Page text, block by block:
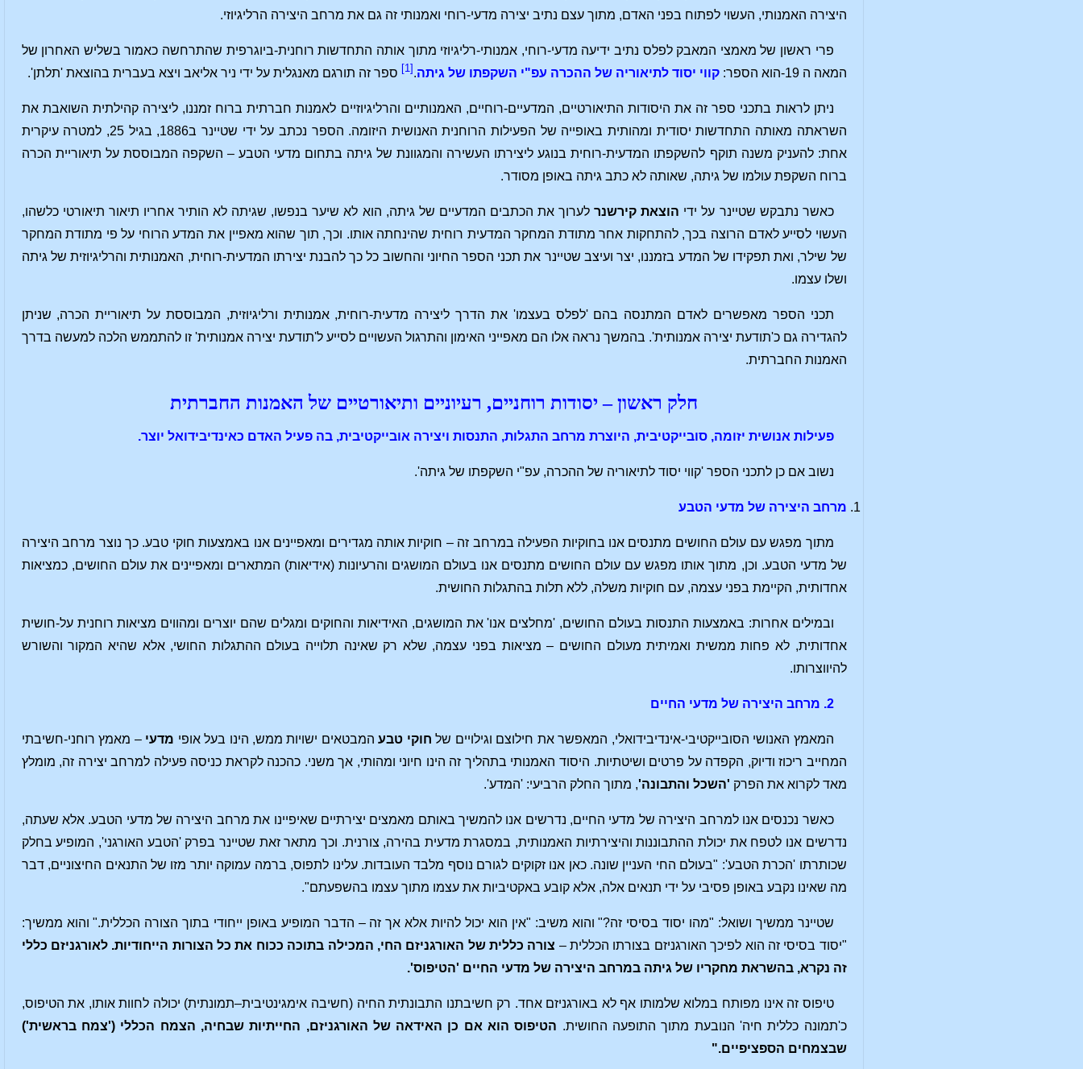
היצירה האמנותי, העשוי לפתוח בפני האדם, מתוך עצם נתיב יצירה מדעי-רוחי ואמנותי זה גם את מרחב היצירה הרליגיוזי.
פרי ראשון של מאמצי המאבק לפלס נתיב ידיעה מדעי-רוחי, אמנותי-רליגיוזי מתוך אותה התחדשות רוחנית-ביוגרפית שהתרחשה כאמור בשליש האחרון של
המאה ה 19-הוא הספר:
קווי יסוד לתיאוריה של ההכרה עפ"י השקפתו של גיתה.
[1] ספר זה תורגם מאנגלית על ידי ניר אליאב ויצא בעברית בהוצאת 'תלתן'.
ניתן לראות בתכני ספר זה את היסודות התיאורטיים, המדעיים-רוחיים, האמנותיים והרליגיוזיים לאמנות חברתית ברוח זמננו, ליצירה קהילתית השואבת את
השראתה מאותה התחדשות יסודית ומהותית באופייה של הפעילות הרוחנית האנושית היזומה. הספר נכתב על ידי שטיינר ב1886, בגיל 25, למטרה עיקרית
אחת: להעניק משנה תוקף להשקפתו המדעית-רוחית בנוגע ליצירתו העשירה והמגוונת של גיתה בתחום מדעי הטבע – השקפה המבוססת על תיאוריית הכרה
ברוח השקפת עולמו של גיתה, שאותה לא כתב גיתה באופן מסודר.
כאשר נתבקש שטיינר על ידי הוצאת קירשנרלערוך את הכתבים המדעיים של גיתה, הוא לא שיער בנפשו, שגיתה לא הותיר אחריו תיאור תיאורטי כלשהו,
העשוי לסייע לאדם הרוצה בכך, להתחקות אחר מתודת המחקר המדעית רוחית שהינחתה אותו. וכך, תוך שהוא מאפיין את המדע הרוחי על פי מתודת המחקר
של שילר, ואת תפקידו של המדע בזמננו, יצר ועיצב שטיינר את תכני הספר החיוני והחשוב כל כך להבנת יצירתו המדעית-רוחית, האמנותית והרליגיוזית של גיתה
ושלו עצמו.
תכני הספר מאפשרים לאדם המתנסה בהם 'לפלס בעצמו' את הדרך ליצירה מדעית-רוחית, אמנותית ורליגיוזית, המבוססת על תיאוריית הכרה, שניתן
להגדירה גם כ'תודעת יצירה אמנותית'. בהמשך נראה אלו הם מאפייני האימון והתרגול העשויים לסייע ל'תודעת יצירה אמנותית' זו להתממש הלכה למעשה בדרך
האמנות החברתית.
חלק ראשון – יסודות רוחניים, רעיוניים ותיאורטיים של האמנות החברתית
פעילות אנושית יזומה, סובייקטיבית, היוצרת מרחב התגלות, התנסות ויצירה אובייקטיבית, בה פעיל האדם כאינדיבידואל יוצר.
נשוב אם כן לתכני הספר 'קווי יסוד לתיאוריה של ההכרה, עפ"י השקפתו של גיתה'.
מרחב היצירה של מדעי הטבע
מתוך מפגש עם עולם החושים מתנסים אנו בחוקיות הפעילה במרחב זה – חוקיות אותה מגדירים ומאפיינים אנו באמצעות חוקי טבע. כך נוצר מרחב היצירה
של מדעי הטבע. וכן, מתוך אותו מפגש עם עולם החושים מתנסים אנו בעולם המושגים והרעיונות (אידיאות) המתארים ומאפיינים את עולם החושים, כמציאות
אחדותית, הקיימת בפני עצמה, עם חוקיות משלה, ללא תלות בהתגלות החושית.
ובמילים אחרות: באמצעות התנסות בעולם החושים, 'מחלצים אנו' את המושגים, האידיאות והחוקים ומגלים שהם יוצרים ומהווים מציאות רוחנית על-חושית
אחדותית, לא פחות ממשית ואמיתית מעולם החושים – מציאות בפני עצמה, שלא רק שאינה תלוייה בעולם ההתגלות החושי, אלא שהיא המקור והשורש
להיווצרותו.
2. מרחב היצירה של מדעי החיים
המאמץ האנושי הסובייקטיבי-אינדיבידואלי, המאפשר את חילוצם וגילויים של חוקי טבעהמבטאים ישויות ממש, הינו בעל אופי מדעי– מאמץ רוחני-חשיבתי
המחייב ריכוז ודיוק, הקפדה על פרטים ושיטתיות. היסוד האמנותי בתהליך זה הינו חיוני ומהותי, אך משני. כהכנה לקראת כניסה פעילה למרחב יצירה זה, מומלץ
מאד לקרוא את הפרק 'השכל והתבונה', מתוך החלק הרביעי: 'המדע'.
כאשר נכנסים אנו למרחב היצירה של מדעי החיים, נדרשים אנו להמשיך באותם מאמצים יצירתיים שאיפיינו את מרחב היצירה של מדעי הטבע. אלא שעתה,
נדרשים אנו לטפח את יכולת ההתבוננות והיצירתיות האמנותית, במסגרת מדעית בהירה, צורנית. וכך מתאר זאת שטיינר בפרק 'הטבע האורגני', המופיע בחלק
שכותרתו 'הכרת הטבע': "בעולם החי העניין שונה. כאן אנו זקוקים לגורם נוסף מלבד העובדות. עלינו לתפוס, ברמה עמוקה יותר מזו של התנאים החיצוניים, דבר
מה שאינו נקבע באופן פסיבי על ידי תנאים אלה, אלא קובע באקטיביות את עצמו מתוך עצמו בהשפעתם".
שטיינר ממשיך ושואל: "מהו יסוד בסיסי זה?" והוא משיב: "אין הוא יכול להיות אלא אך זה – הדבר המופיע באופן ייחודי בתוך הצורה הכללית." והוא ממשיך:
"יסוד בסיסי זה הוא לפיכך האורגניזם בצורתו הכללית – צורה כללית של האורגניזם החי, המכילה בתוכה ככוח את כל הצורות הייחודיות. לאורגניזם כללי
זה נקרא, בהשראת מחקריו של גיתה במרחב היצירה של מדעי החיים 'הטיפוס'.
טיפוס זה אינו מפותח במלוא שלמותו אף לא באורגניזם אחד. רק חשיבתנו התבונתית החיה (חשיבה אימגינטיבית–תמונתית) יכולה לחוות אותו, את הטיפוס,
כ'תמונה כללית חיה' הנובעת מתוך התופעה החושית. הטיפוס הוא אם כן האידאה של האורגניזם, החייתיות שבחיה, הצמח הכללי ('צמח בראשית')
שבצמחים הספציפיים."